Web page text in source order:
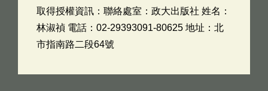
取得授權資訊：聯絡處室：政大出版社 姓名：
林淑禎 電話：02-29393091-80625 地址：北
市指南路二段64號